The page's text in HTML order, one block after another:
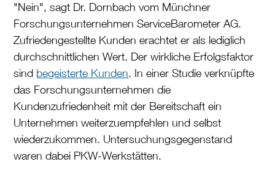
"Nein", sagt Dr. Dornbach vom Münchner
Forschungsunternehmen ServiceBarometer AG.
Zufriedengestellte Kunden erachtet er als lediglich
durchschnittlichen Wert. Der wirkliche Erfolgsfaktor
sind begeisterte Kunden. In einer Studie verknüpfte
das Forschungsunternehmen die
Kundenzufriedenheit mit der Bereitschaft ein
Unternehmen weiterzuempfehlen und selbst
wiederzukommen. Untersuchungsgegenstand
waren dabei PKW-Werkstätten.